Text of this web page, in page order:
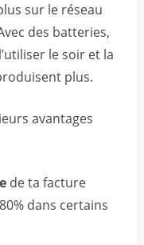
sur le réseau
des batteries,
le soir et la
plus.
avantages
de ta facture
dans certains